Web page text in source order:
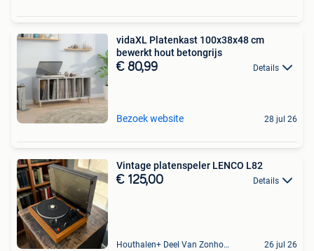
vidaXL Platenkast 100x38x48 cm
bewerkt hout betongrijs
€ 80,99 Details
Bezoek website 28 jul 26
Vintage platenspeler LENCO L82
€ 125,00 Details
Houthalen+ Deel Van Zonhoven En Zolder 26 jul 26